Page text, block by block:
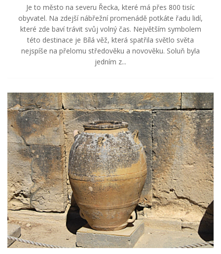
Je to město na severu Řecka, které má přes 800 tisíc
obyvatel. Na zdejší nábřežní promenádě potkáte řadu lidí,
které zde baví trávit svůj volný čas. Největším symbolem
této destinace je Bílá věž, která spatřila světlo světa
nejspíše na přelomu středověku a novověku. Soluň byla
jedním z...